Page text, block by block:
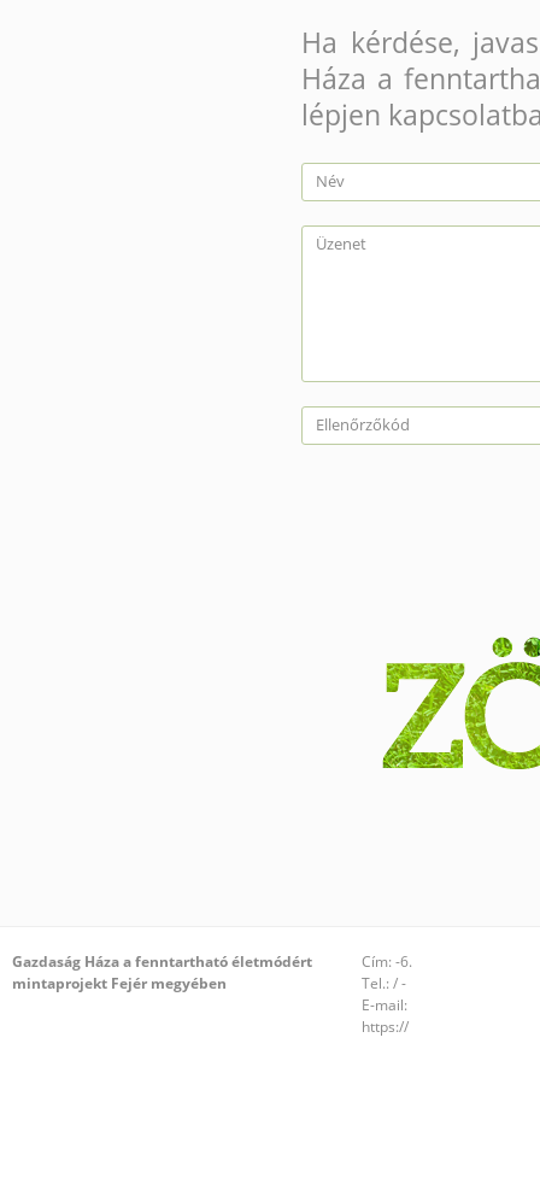
Ha kérdése,
Háza a
lépjen
Név
Üzenet
Ellenőrzőkód
Gazdaság Háza a fenntartható életmódért
mintaprojekt Fejér megyében
Cím: -6.
Tel.: / -
E-mail:
https://